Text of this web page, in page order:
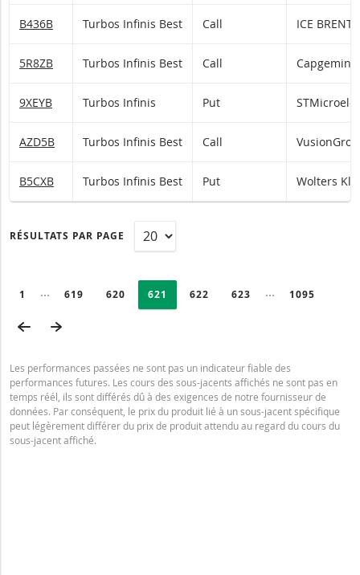
B436B Turbos Infinis Best Call
5R8ZB Turbos Infinis Best Call Capgemini
9XEYB Turbos Infinis Put
AZD5B Turbos Infinis Best Call
B5CXB Turbos Infinis Best Put Wolters
RÉSULTATS PAR PAGE
PAGE
1 Collapsed pages
PAGE
619 PAGE
620 Selected:
PAGE
621 PAGE
622 PAGE
623 Collapsed
DERNIÈRE
1095
PAGE PRÉCÉDENTE
Les performances passées ne sont pas un indicateur fiable des
performances futures. Les cours des sous-jacents affichés ne sont pas en
temps réél, ils sont différés dû à des exigences de notre fournisseur de
données. Par conséquent, le prix du produit lié à un sous-jacent spécifique
peut légèrement différer du prix de produit attendu au regard du cours du
sous-jacent affiché.